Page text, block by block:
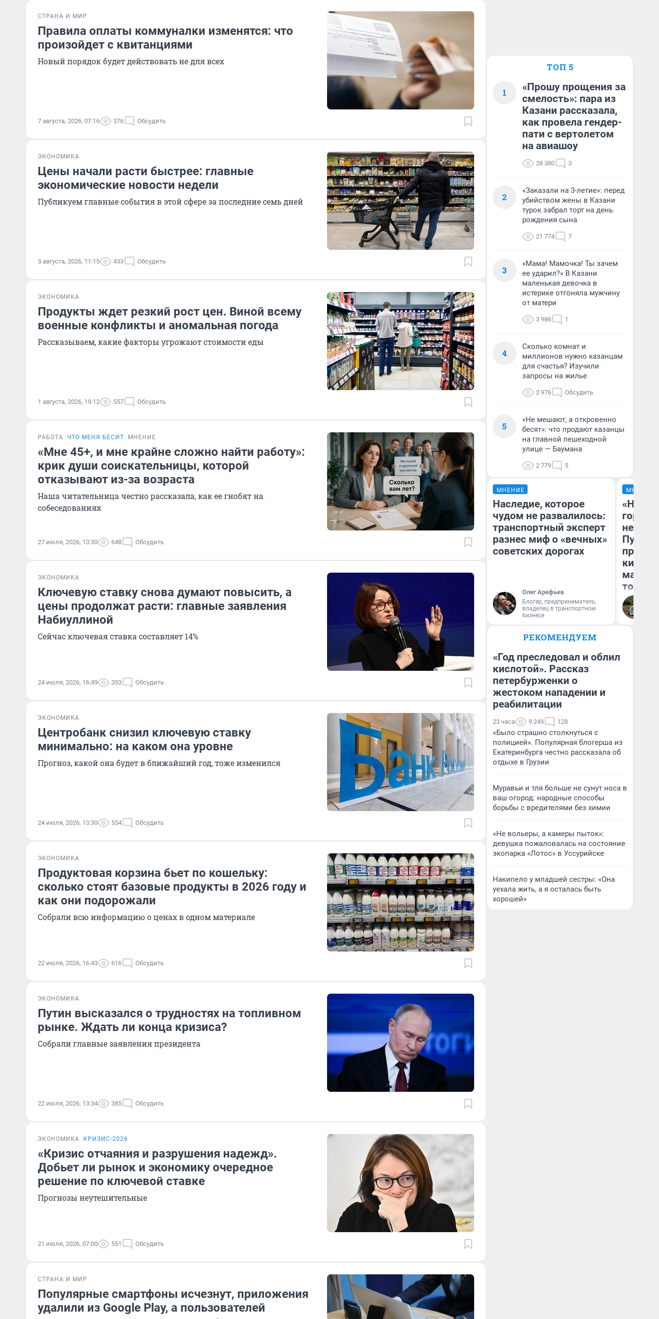
СТРАНА И МИР
Правила оплаты коммуналки изменятся: что
произойдет с квитанциями
Новый порядок будет действовать не для всех
7 августа, 2026, 07:16 376 Обсудить
ЭКОНОМИКА
Цены начали расти быстрее: главные
экономические новости недели
Публикуем главные события в этой сфере за последние семь дней
3 августа, 2026, 11:15 433 Обсудить
ЭКОНОМИКА
Продукты ждет резкий рост цен. Виной всему
военные конфликты и аномальная погода
Рассказываем, какие факторы угрожают стоимости еды
1 августа, 2026, 19:12 557 Обсудить
РАБОТА ЧТО МЕНЯ БЕСИТ МНЕНИЕ
«Мне 45+, и мне крайне сложно найти работу»:
крик души соискательницы, которой
отказывают из-за возраста
Наша читательница честно рассказала, как ее гнобят на
собеседованиях
27 июля, 2026, 13:30 648 Обсудить
ЭКОНОМИКА
Ключевую ставку снова думают повысить, а
цены продолжат расти: главные заявления
Набиуллиной
Сейчас ключевая ставка составляет 14%
24 июля, 2026, 16:49 353 Обсудить
ЭКОНОМИКА
Центробанк снизил ключевую ставку
минимально: на каком она уровне
Прогноз, какой она будет в ближайший год, тоже изменился
24 июля, 2026, 13:30 554 Обсудить
ЭКОНОМИКА
Продуктовая корзина бьет по кошельку:
сколько стоят базовые продукты в 2026 году и
как они подорожали
Собрали всю информацию о ценах в одном материале
22 июля, 2026, 16:43 616 Обсудить
ЭКОНОМИКА
Путин высказался о трудностях на топливном
рынке. Ждать ли конца кризиса?
Собрали главные заявления президента
22 июля, 2026, 13:34 385 Обсудить
ЭКОНОМИКА КРИЗИС-2026
«Кризис отчаяния и разрушения надежд».
Добьет ли рынок и экономику очередное
решение по ключевой ставке
Прогнозы неутешительные
21 июля, 2026, 07:00 551 Обсудить
СТРАНА И МИР
Популярные смартфоны исчезнут, приложения
удалили из Google Play, а пользователей
ТОП 5
1
«Прошу прощения за
смелость»: пара из
Казани рассказала,
как провела гендер-
пати с вертолетом
на авиашоу
28 380 3
2
«Заказали на 3-летие»: перед
убийством жены в Казани
турок забрал торт на день
рождения сына
21 774 7
3
«Мама! Мамочка! Ты зачем
ее ударил?» В Казани
маленькая девочка в
истерике отгоняла мужчину
от матери
3 986 1
4
Сколько комнат и
миллионов нужно казанцам
для счастья? Изучили
запросы на жилье
2 976 Обсудить
5
«Не мешают, а откровенно
бесят»: что продают казанцы
на главной пешеходной
улице — Баумана
2 779 5
МНЕНИЕ
Наследие, которое
чудом не развалилось:
транспортный эксперт
разнес миф о «вечных»
советских дорогах
Олег Арефьев
Блогер, предприниматель,
владелец в транспортном
бизнесе
МНЕНИЕ
«Нет
того
РЕКОМЕНДУЕМ
«Год преследовал и облил
кислотой». Рассказ
петербурженки о
жестоком нападении и
реабилитации
23 часа 9 249 128
«Было страшно столкнуться с
полицией». Популярная блогерша из
Екатеринбурга честно рассказала об
отдыхе в Грузии
Муравьи и тля больше не сунут носа в
ваш огород: народные способы
борьбы с вредителями без химии
«Не вольеры, а камеры пыток»:
девушка пожаловалась на состояние
экопарка «Лотос» в Уссурийске
Накипело у младшей сестры: «Она
уехала жить, а я осталась быть
хорошей»